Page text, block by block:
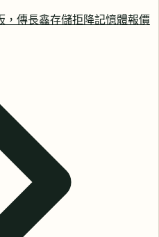
，傳長鑫存儲拒降記憶體報價